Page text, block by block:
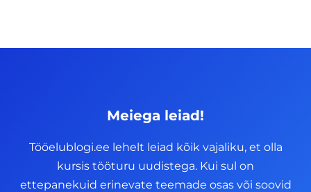
Meiega leiad!
Tööelublogi.ee lehelt leiad kõik vajaliku, et olla
kursis tööturu uudistega. Kui sul on
ettepanekuid erinevate teemade osas või soovid